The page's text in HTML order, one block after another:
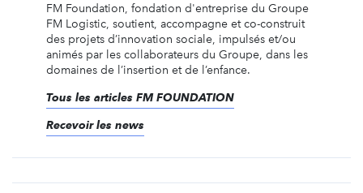
FM Foundation, fondation d'entreprise du Groupe
FM Logistic, soutient, accompagne et co-construit
des projets d’innovation sociale, impulsés et/ou
animés par les collaborateurs du Groupe, dans les
domaines de l’insertion et de l’enfance.
Tous les articles FM FOUNDATION
Recevoir les news